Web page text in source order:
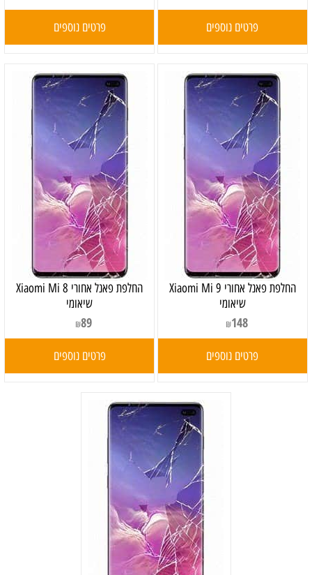
פרטים נוספים פרטים נוספים
‏החלפת פאנל אחורי Xiaomi Mi 9
שיאומי
₪148
פרטים נוספים
‏החלפת פאנל אחורי Xiaomi Mi 8
שיאומי
₪89
פרטים נוספים